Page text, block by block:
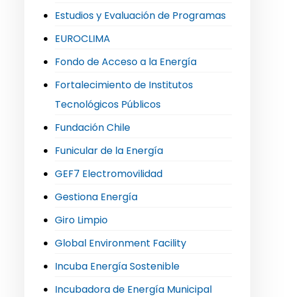
Estudios y Evaluación de Programas
EUROCLIMA
Fondo de Acceso a la Energía
Fortalecimiento de Institutos
Tecnológicos Públicos
Fundación Chile
Funicular de la Energía
GEF7 Electromovilidad
Gestiona Energía
Giro Limpio
Global Environment Facility
Incuba Energía Sostenible
Incubadora de Energía Municipal